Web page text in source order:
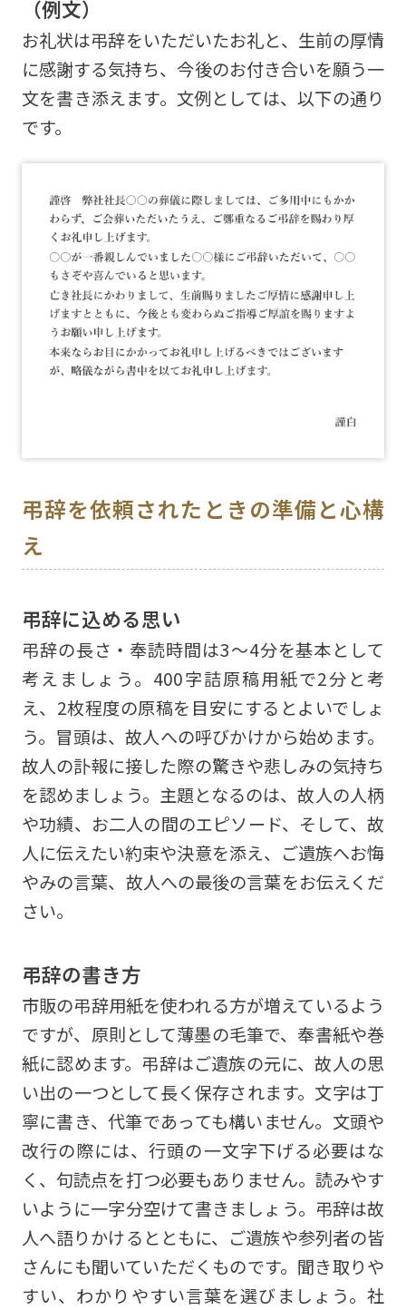
（例文）
お礼状は弔辞をいただいたお礼と、生前の厚情
に感謝する気持ち、今後のお付き合いを願う一
文を書き添えます。文例としては、以下の通り
です。
弔辞を依頼されたときの準備と心構
え
弔辞に込める思い
弔辞の長さ・奉読時間は3～4分を基本として
考えましょう。400字詰原稿用紙で2分と考
え、2枚程度の原稿を目安にするとよいでしょ
う。冒頭は、故人への呼びかけから始めます。
故人の訃報に接した際の驚きや悲しみの気持ち
を認めましょう。主題となるのは、故人の人柄
や功績、お二人の間のエピソード、そして、故
人に伝えたい約束や決意を添え、ご遺族へお悔
やみの言葉、故人への最後の言葉をお伝えくだ
さい。
弔辞の書き方
市販の弔辞用紙を使われる方が増えているよう
ですが、原則として薄墨の毛筆で、奉書紙や巻
紙に認めます。弔辞はご遺族の元に、故人の思
い出の一つとして長く保存されます。文字は丁
寧に書き、代筆であっても構いません。文頭や
改行の際には、行頭の一文字下げる必要はな
く、句読点を打つ必要もありません。読みやす
いように一字分空けて書きましょう。弔辞は故
人へ語りかけるとともに、ご遺族や参列者の皆
さんにも聞いていただくものです。聞き取りや
すい、わかりやすい言葉を選びましょう。社